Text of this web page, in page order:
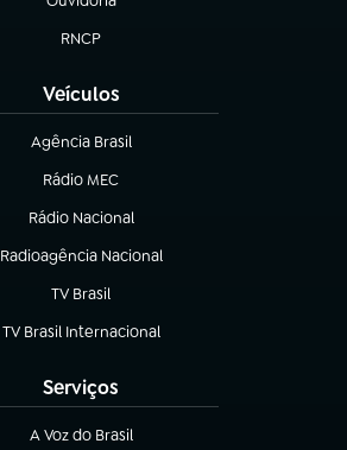
(abre em nova aba)
RNCP
(abre em nova aba)
Veículos
Agência Brasil
(abre em nova aba)
Rádio MEC
(abre em nova aba)
Rádio Nacional
Radioagência Nacional
(abre em nova aba)
TV Brasil
(abre em nova aba)
TV Brasil Internacional
(abre em nova aba)
Serviços
A Voz do Brasil
(abre em nova aba)